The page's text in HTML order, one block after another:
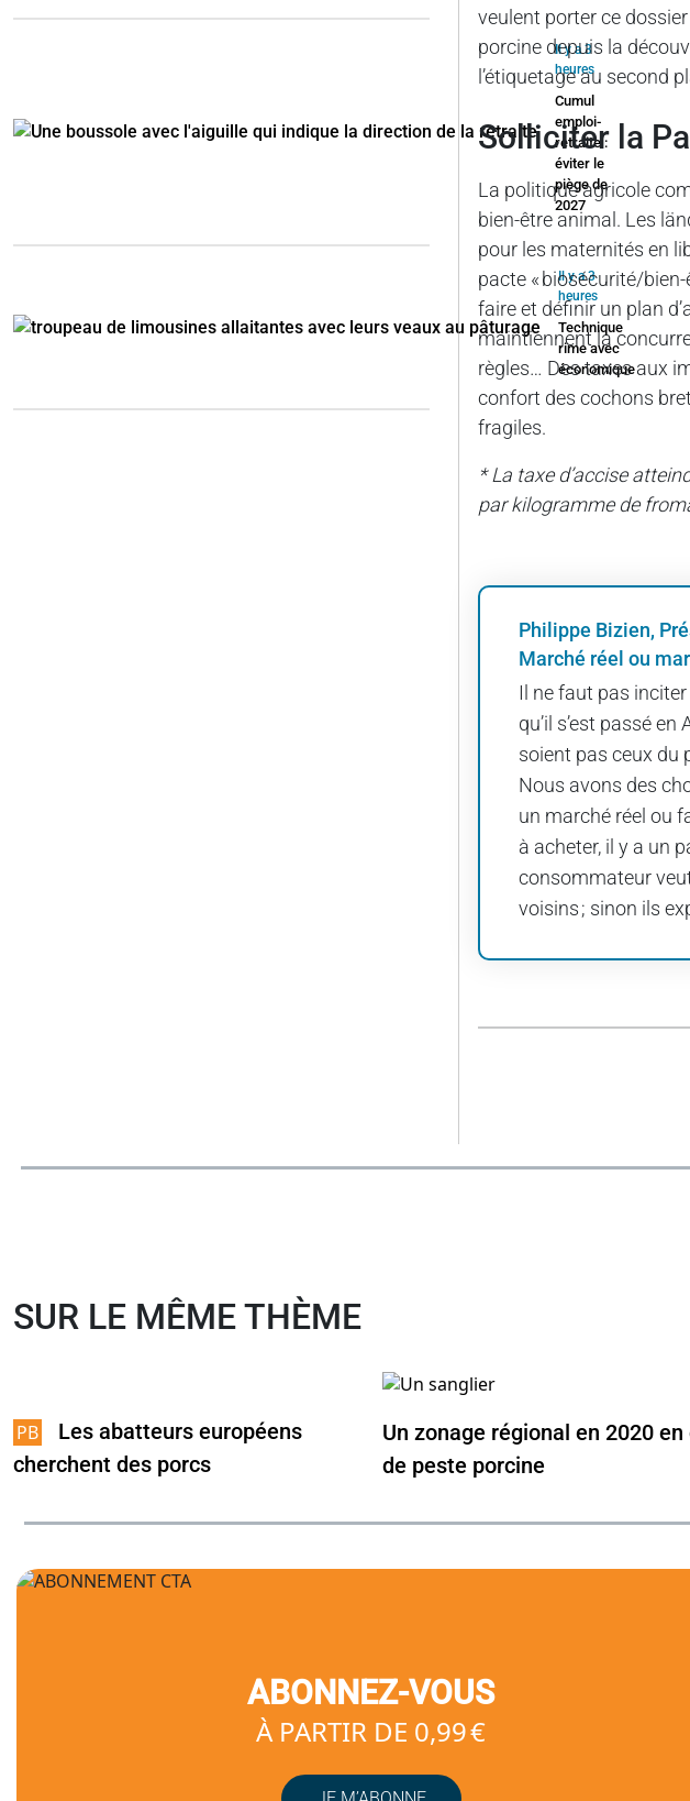
veulent porter ce
porcine depuis la
l’étiquetage au second
Solliciter la
La politique agricole
bien-être animal. Les
pour les maternités en
pacte « biosécurité/bien-
faire et définir un plan
maintiennent la
règles… Des taxes aux
confort des cochons
fragiles.
* La taxe d’accise
par kilogramme de
Philippe Bizien,
Marché réel ou
Il ne faut pas inciter
qu’il s’est passé
soient pas ceux du
Nous avons des
un marché réel ou
à acheter, il y a un
consommateur
voisins ; sinon ils
Il y a 3
heures
Cumul
emploi-
retraite :
éviter le
piège de
2027
Il y a 3
heures
Technique
rime avec
économique
SUR LE MÊME THÈME
Les abatteurs européens
cherchent des porcs
Un zonage régional en 2020 en
de peste porcine
ABONNEZ-VOUS
À PARTIR DE 0,99 €